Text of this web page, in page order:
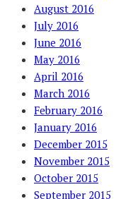
August 2016
July 2016
June 2016
May 2016
April 2016
March 2016
February 2016
January 2016
December 2015
November 2015
October 2015
September 2015